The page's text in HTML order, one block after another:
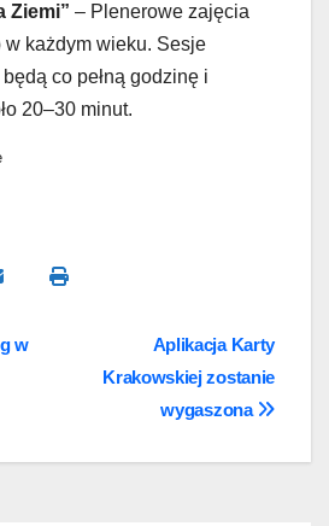
Ziemi” – Plenerowe zajęcia
w każdym wieku. Sesje
co pełną godzinę i
20–30 minut.
Aplikacja Karty
Krakowskiej zostanie
wygaszona
w